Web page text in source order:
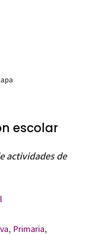
escolar
actividades de
, Primaria,